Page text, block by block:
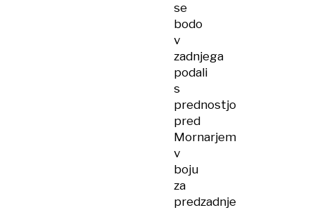
se
bodo
v
zadnjega
podali
s
prednostjo
pred
Mornarjem
v
boju
za
predzadnje